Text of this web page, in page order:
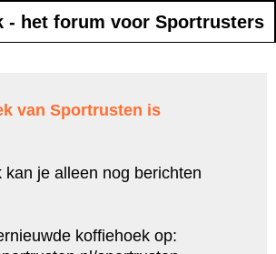
- het forum voor Sportrusters
van Sportrusten is
kan je alleen nog berichten
koffiehoek op: